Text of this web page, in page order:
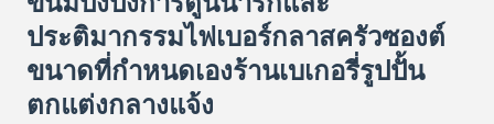
ประติมากรรมไฟเบอร์กลาสครัวซองต์
ขนาดที่กำหนดเองร้านเบเกอรี่รูปปั้น
ตกแต่งกลางแจ้ง